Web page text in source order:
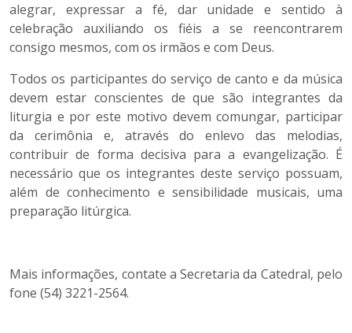
alegrar, expressar a fé, dar unidade e sentido à
celebração auxiliando os fiéis a se reencontrarem
consigo mesmos, com os irmãos e com Deus.
Todos os participantes do serviço de canto e da música
devem estar conscientes de que são integrantes da
liturgia e por este motivo devem comungar, participar
da cerimônia e, através do enlevo das melodias,
contribuir de forma decisiva para a evangelização. É
necessário que os integrantes deste serviço possuam,
além de conhecimento e sensibilidade musicais, uma
preparação litúrgica.
Mais informações, contate a Secretaria da Catedral, pelo
fone (54) 3221-2564.